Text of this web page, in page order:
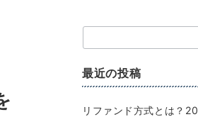
最近の投稿
リファンド方式とは？